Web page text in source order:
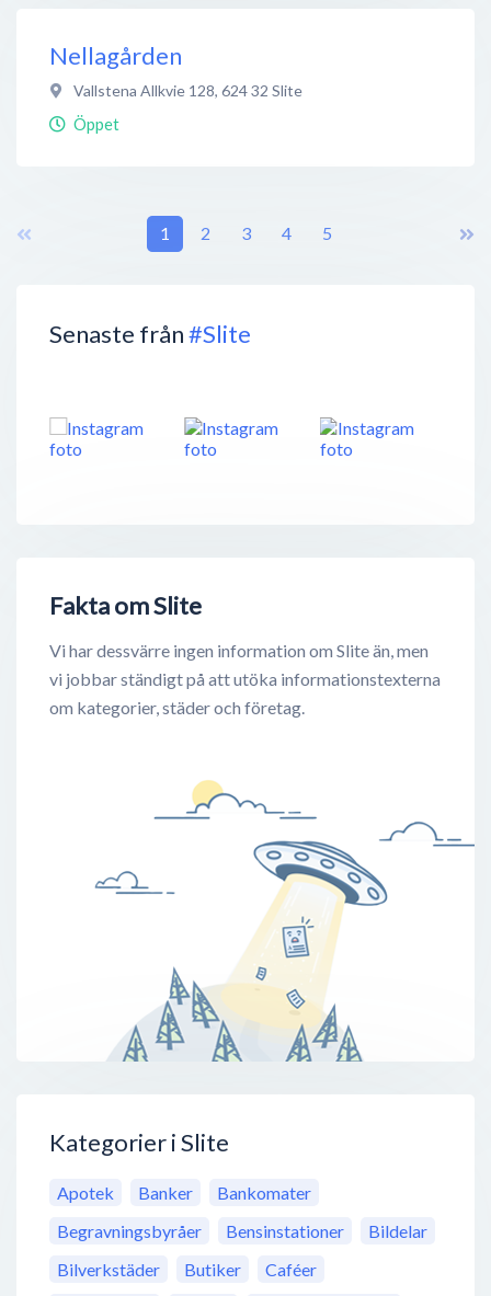
Senaste från#Slite
Fakta om Slite
Vi har dessvärre ingen information om Slite än, men
vi jobbar ständigt på att utöka informationstexterna
om kategorier, städer och företag.
Kategorier i Slite
Apotek Banker
Bankomater
Begravningsbyråer
Bensinstationer
Bildelar
Bilverkstäder
Butiker
Caféer
Nellagården
Vallstena Allkvie 128, 624 32 Slite
Öppet
1 2 3 4 5